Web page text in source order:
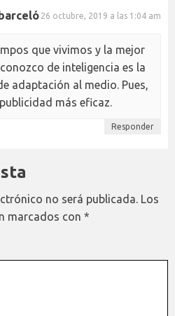
26 octubre, 2019 a las 1:04 am
que vivimos y la mejor
de inteligencia es la
adaptación al medio. Pues,
más eficaz.
Responder
no será publicada. Los
marcados con *